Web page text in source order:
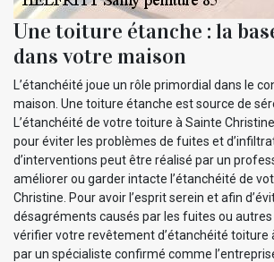
Une toiture étanche : la
dans votre maison
L’étanchéité joue un rôle primordial dans le
maison. Une toiture étanche est source de
L’étanchéité de votre toiture à Sainte
pour éviter les problèmes de fuites et
d’interventions peut être réalisé par un
améliorer ou garder intacte l’étanchéité de
Christine. Pour avoir l’esprit serein et afin
désagréments causés par les fuites ou
vérifier votre revêtement d’étanchéité toiture
par un spécialiste confirmé comme